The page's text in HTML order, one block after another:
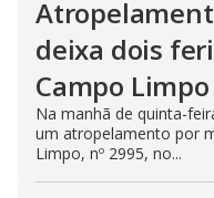
deixa dois
Campo Limpo
Na manhã de quinta-
um atropelamento por
Limpo, nº 2995, no...